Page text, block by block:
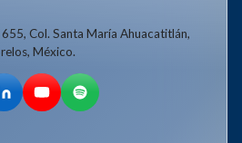
Col. Santa María Ahuacatitlán,
México.